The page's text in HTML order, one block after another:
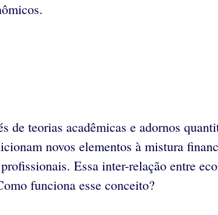
de teorias acadêmicas e adornos
novos elementos à mistura
Essa inter-relação entre
funciona esse conceito?